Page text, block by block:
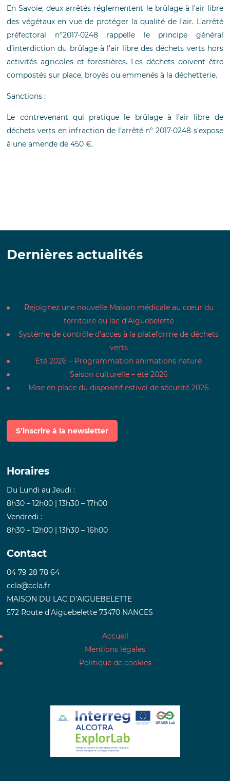
En Savoie, deux arrêtés réglementent le brûlage à l’air libre
des végétaux en vue de protéger la qualité de l’air. L’arrêté
préfectoral n°2017-0248 rappelle le principe général
d’interdiction du brûlage à l’air libre des déchets verts hors
activités agricoles et forestières. Les déchets doivent être
compostés sur place, broyés ou emmenés à la déchetterie.
Sanctions :
Le contrevenant qui pratique le brûlage à l’air libre de
déchets verts en infraction de l’arrêté n° 2017-0248 s’expose
à une amende de 450 €.
Dernières actualités
Rejoignez une nouvelle Maison médicale au cœur du
territoire du lac d’Aiguebelette
Système de contrôle d’acces à la plateforme de déchets
verts
Été 2026 – Programmation animations nature
Saison culturelle – été 2026
Mise en place du dispositif estival de sécurité 2026
S’inscrire à la newsletter
Horaires
Du Lundi au Jeudi :
8h30 – 12h00 | 13h30 – 17h00
Vendredi :
8h30 – 12h00 | 13h30 – 16h00
Contact
04 79 28 78 64
ccla@ccla.fr
MAISON DU LAC D’AIGUEBELETTE
572 Route d’Aiguebelette 73470 NANCES
Accueil
Mentions légales
Politique de cookies